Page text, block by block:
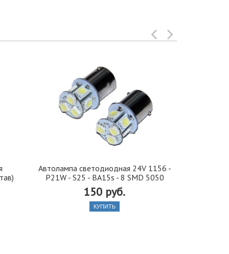
Автолампа cветодиодная 24V 1156 -
P21W - S25 - BA15s - 8 SMD 5050
150 руб.
КУПИТЬ